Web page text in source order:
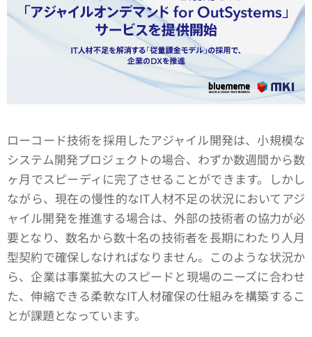
ローコード技術を採用したアジャイル開発は、小規模な
システム開発プロジェクトの場合、わずか数週間から数
ヶ月でスピーディに完了させることができます。しかし
ながら、現在の慢性的なIT人材不足の状況においてアジ
ャイル開発を推進する場合は、外部の技術者の協力が必
要となり、数名から数十名の技術者を長期にわたり人月
型契約で確保しなければなりません。このような状況か
ら、企業は事業拡大のスピードと現場のニーズに合わせ
た、伸縮できる柔軟なIT人材確保の仕組みを構築するこ
とが課題となっています。